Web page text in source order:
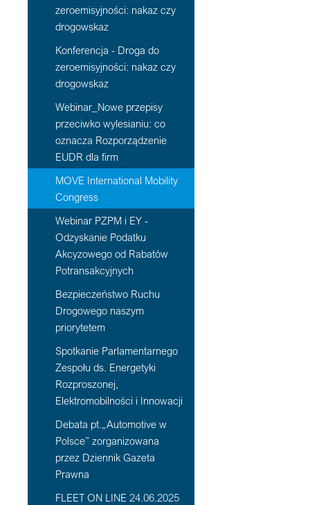
zeroemisyjności: nakaz czy
drogowskaz
Konferencja - Droga do
zeroemisyjności: nakaz czy
drogowskaz
Webinar_Nowe przepisy
przeciwko wylesianiu: co
oznacza Rozporządzenie
EUDR dla firm
MOVE International Mobility
Congress
Webinar PZPM i EY -
Odzyskanie Podatku
Akcyzowego od Rabatów
Potransakcyjnych
Bezpieczeństwo Ruchu
Drogowego naszym
priorytetem
Spotkanie Parlamentarnego
Zespołu ds. Energetyki
Rozproszonej,
Elektromobilności i Innowacji
Debata pt.„Automotive w
Polsce” zorganizowana
przez Dziennik Gazeta
Prawna
FLEET ON LINE 24.06.2025